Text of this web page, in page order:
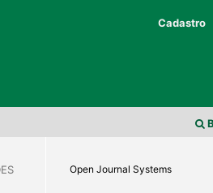
Cadastro
Open Journal Systems